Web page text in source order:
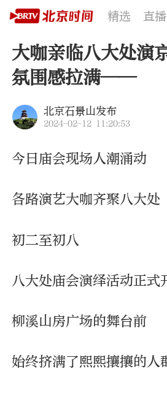
精选 直播
大咖亲临八大处演
氛围感拉满——
北京石景山发布
2024-02-12 11:20:53
今日庙会现场人潮涌动
各路演艺大咖齐聚八大处
初二至初八
八大处庙会演绎活动正式
柳溪山房广场的舞台前
始终挤满了熙熙攘攘的人